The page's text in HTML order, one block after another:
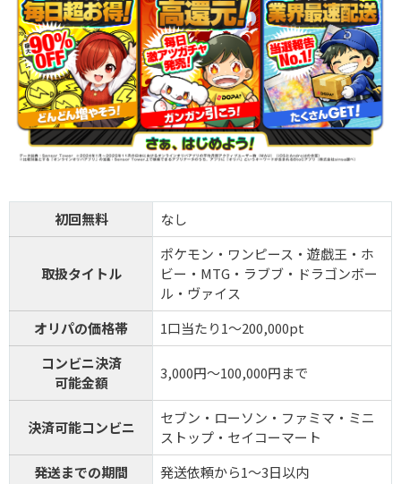
初回無料 なし
取扱タイトル
ポケモン・ワンピース・遊戯王・ホ
ビー・MTG・ラブブ・ドラゴンボー
ル・ヴァイス
オリパの価格帯
1口当たり1～200,000pt
コンビニ決済
可能金額
3,000円～100,000円まで
決済可能コンビニ
セブン・ローソン・ファミマ・ミニ
ストップ・セイコーマート
発送までの期間
発送依頼から1～3日以内